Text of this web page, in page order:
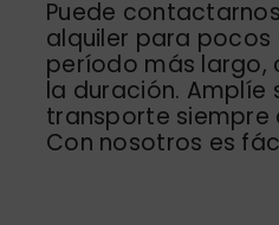
Puede
alquiler para pocos
período más largo,
la duración.
transporte siempre
Con nosotros es